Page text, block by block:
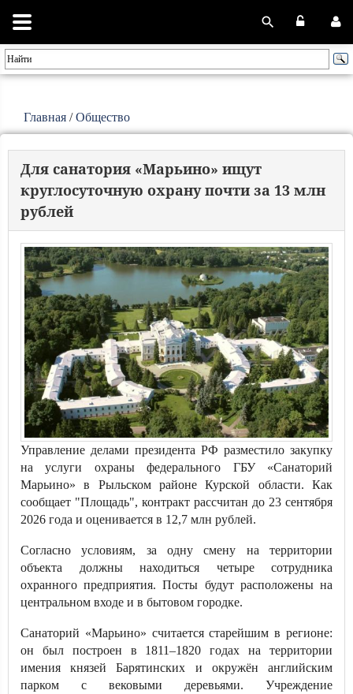
Главная /Общество
Для санатория «Марьино» ищут
круглосуточную охрану почти за 13 млн
рублей
Управление делами президента РФ разместило закупку
на услуги охраны федерального ГБУ «Санаторий
Марьино» в Рыльском районе Курской области. Как
сообщает "Площадь", контракт рассчитан до 23 сентября
2026 года и оценивается в 12,7 млн рублей.
Согласно условиям, за одну смену на территории
объекта должны находиться четыре сотрудника
охранного предприятия. Посты будут расположены на
центральном входе и в бытовом городке.
Санаторий «Марьино» считается старейшим в регионе:
он был построен в 1811–1820 годах на территории
имения князей Барятинских и окружён английским
парком с вековыми деревьями. Учреждение